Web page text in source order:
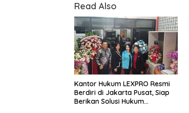
Read Also
Kantor Hukum LEXPRO Resmi
Berdiri di Jakarta Pusat, Siap
Berikan Solusi Hukum